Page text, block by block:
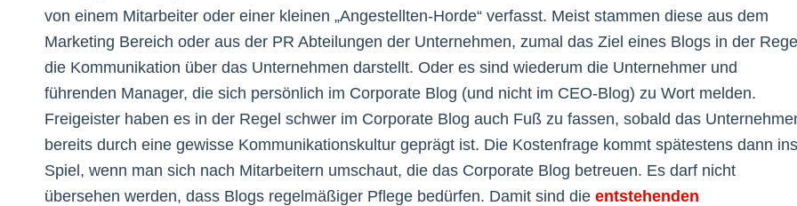
von einem Mitarbeiter oder einer kleinen „Angestellten-Horde“ verfasst. Meist stammen diese aus dem
Marketing Bereich oder aus der PR Abteilungen der Unternehmen, zumal das Ziel eines Blogs in der
die Kommunikation über das Unternehmen darstellt. Oder es sind wiederum die Unternehmer und
führenden Manager, die sich persönlich im Corporate Blog (und nicht im CEO-Blog) zu Wort melden.
Freigeister haben es in der Regel schwer im Corporate Blog auch Fuß zu fassen, sobald das
bereits durch eine gewisse Kommunikationskultur geprägt ist. Die Kostenfrage kommt spätestens dann ins
Spiel, wenn man sich nach Mitarbeitern umschaut, die das Corporate Blog betreuen. Es darf nicht
übersehen werden, dass Blogs regelmäßiger Pflege bedürfen. Damit sind die entstehenden